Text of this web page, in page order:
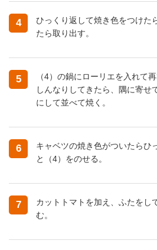
4
ひっくり返して焼き色をつけた
たら取り出す。
5
（4）の鍋にローリエを入れて
しんなりしてきたら、隅に寄せ
にして並べて焼く。
6
キャベツの焼き色がついたらひ
と（4）をのせる。
7
カットトマトを加え、ふたをし
む。